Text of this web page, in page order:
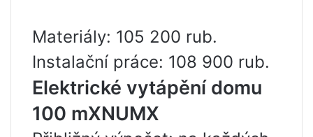
Materiály: 105 200 rub.
Instalační práce: 108 900 rub.
Elektrické vytápění domu
100 mXNUMX